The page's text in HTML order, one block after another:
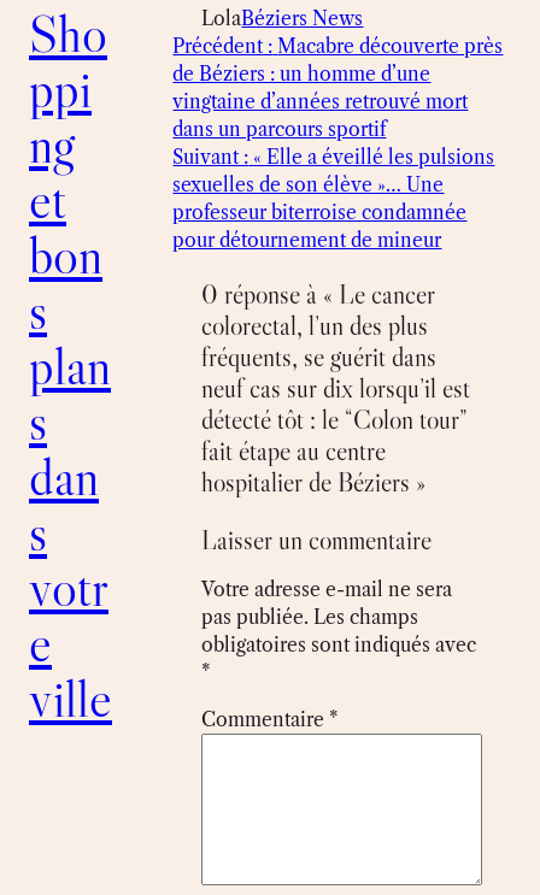
Sho
ppi
ng
et
bon
s
plan
s
dan
s
votr
e
ville
LolaBéziers News
Précédent : Macabre découverte près
de Béziers : un homme d’une
vingtaine d’années retrouvé mort
dans un parcours sportif
Suivant : « Elle a éveillé les pulsions
sexuelles de son élève »… Une
professeur biterroise condamnée
pour détournement de mineur
0 réponse à « Le cancer
colorectal, l’un des plus
fréquents, se guérit dans
neuf cas sur dix lorsqu’il est
détecté tôt : le “Colon tour”
fait étape au centre
hospitalier de Béziers »
Laisser un commentaire
Votre adresse e-mail ne sera
pas publiée. Les champs
obligatoires sont indiqués avec
*
Commentaire *